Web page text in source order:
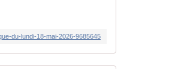
du-lundi-18-mai-2026-9685645